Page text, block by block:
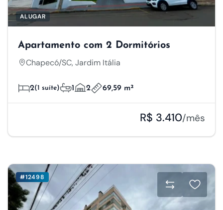
ALUGAR
Apartamento com 2 Dormitórios
Chapecó/SC, Jardim Itália
2(1 suíte) 1 2 69,59 m²
R$ 3.410/mês
#12498